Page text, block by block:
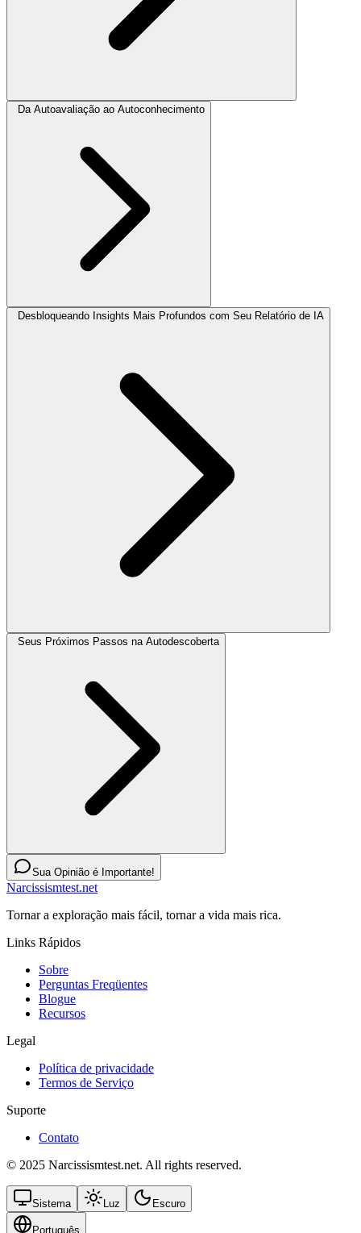
Da Autoavaliação ao Autoconhecimento
Desbloqueando Insights Mais Profundos com Seu Relatório de IA
Seus Próximos Passos na Autodescoberta
Sua Opinião é Importante!
Narcissismtest.net
Tornar a exploração mais fácil, tornar a vida mais rica.
Links Rápidos
Sobre
Perguntas Freqüentes
Blogue
Recursos
Legal
Política de privacidade
Termos de Serviço
Suporte
Contato
© 2025 Narcissismtest.net. All rights reserved.
Sistema Luz Escuro
Português